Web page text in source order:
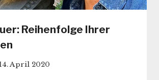
Reihenfolge Ihrer
April 2020